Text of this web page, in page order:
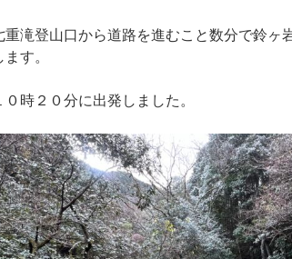
重滝登山口から道路を進むこと数分で鈴ヶ
ます。
０時２０分に出発しました。